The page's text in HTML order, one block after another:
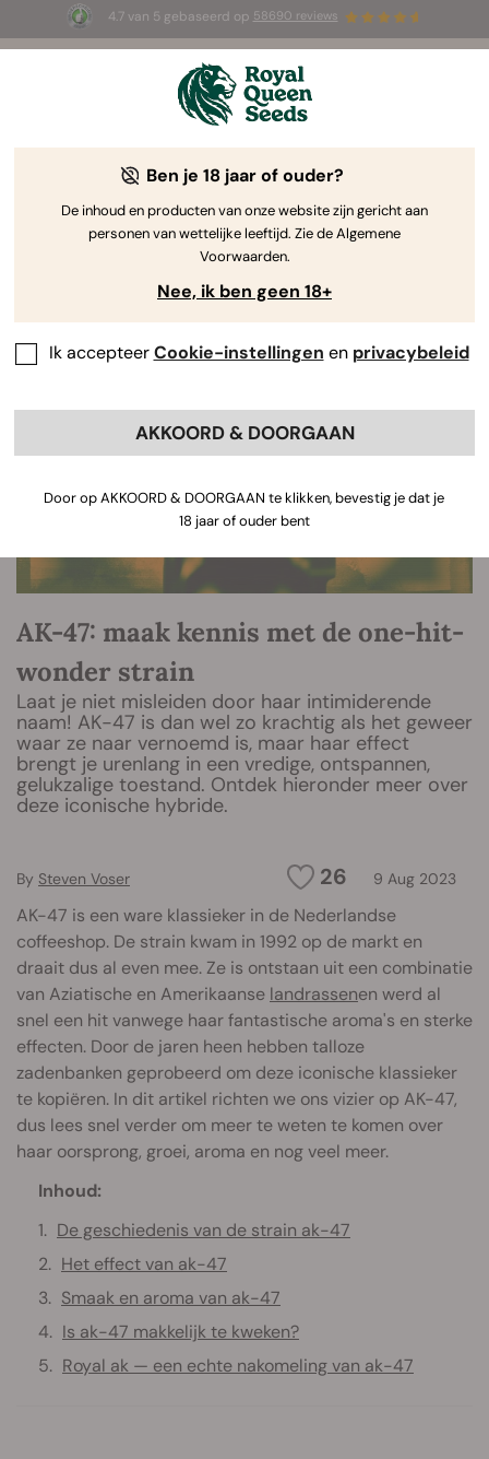
4.7 van 5 gebaseerd op 58690 reviews
3 White Widow Auto zaadjesGRATIS voor de
The RQS Blog
Cannabis Lifestyle Blogs
AK-47: maak kennis met de one-hit-
wonder strain
Laat je niet misleiden door haar intimiderende
naam! AK-47 is dan wel zo krachtig als het geweer
waar ze naar vernoemd is, maar haar effect
brengt je urenlang in een vredige, ontspannen,
gelukzalige toestand. Ontdek hieronder meer over
deze iconische hybride.
26 9 Aug 2023
By Steven Voser
AK-47 is een ware klassieker in de Nederlandse
coffeeshop. De strain kwam in 1992 op de markt en
draait dus al even mee. Ze is ontstaan uit een combinatie
van Aziatische en Amerikaanse landrassenen werd al
snel een hit vanwege haar fantastische aroma's en sterke
effecten. Door de jaren heen hebben talloze
zadenbanken geprobeerd om deze iconische klassieker
te kopiëren. In dit artikel richten we ons vizier op AK-47,
dus lees snel verder om meer te weten te komen over
haar oorsprong, groei, aroma en nog veel meer.
Inhoud:
De geschiedenis van de strain ak-47
Het effect van ak-47
Smaak en aroma van ak-47
Is ak-47 makkelijk te kweken?
Royal ak — een echte nakomeling van ak-47
Ben je 18 jaar of ouder?
De inhoud en producten van onze website zijn gericht aan
personen van wettelijke leeftijd. Zie de Algemene
Voorwaarden.
Nee, ik ben geen 18+
Ik accepteerCookie-instellingen en privacybeleid
AKKOORD & DOORGAAN
Door op AKKOORD & DOORGAAN te klikken, bevestig je dat je
18 jaar of ouder bent